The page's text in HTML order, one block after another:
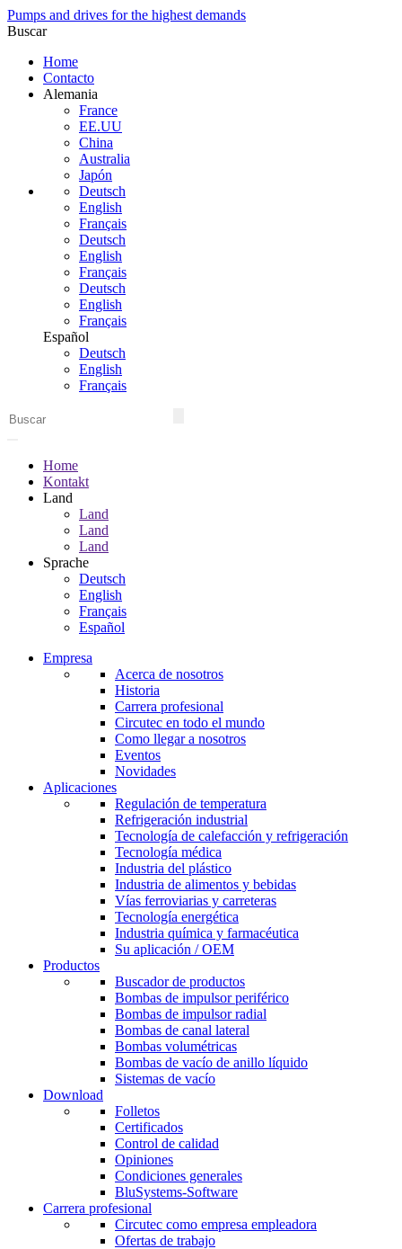
Pumps and drives for the highest demands
Buscar
Home
Contacto
Alemania
France
EE.UU
China
Australia
Japón
Deutsch
English
Français
Deutsch
English
Français
Deutsch
English
Français
Español
Deutsch
English
Français
Home
Kontakt
Land
Land
Land
Land
Sprache
Deutsch
English
Français
Español
Empresa
Acerca de nosotros
Historia
Carrera profesional
Circutec en todo el mundo
Como llegar a nosotros
Eventos
Novidades
Aplicaciones
Regulación de temperatura
Refrigeración industrial
Tecnología de calefacción y refrigeración
Tecnología médica
Industria del plástico
Industria de alimentos y bebidas
Vías ferroviarias y carreteras
Tecnología energética
Industria química y farmacéutica
Su aplicación / OEM
Productos
Buscador de productos
Bombas de impulsor periférico
Bombas de impulsor radial
Bombas de canal lateral
Bombas volumétricas
Bombas de vacío de anillo líquido
Sistemas de vacío
Download
Folletos
Certificados
Control de calidad
Opiniones
Condiciones generales
BluSystems-Software
Carrera profesional
Circutec como empresa empleadora
Ofertas de trabajo